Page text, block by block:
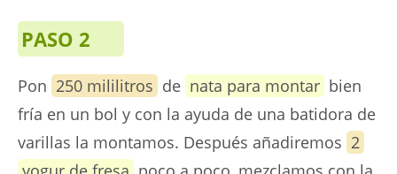
PASO 2
Pon 250 mililitros de nata para montar bien
fría en un bol y con la ayuda de una batidora de
varillas la montamos. Después añadiremos 2